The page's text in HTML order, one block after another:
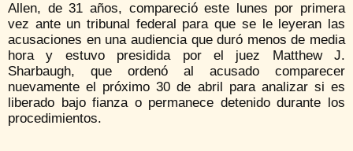
Allen, de 31 años, compareció este lunes por primera
vez ante un tribunal federal para que se le leyeran las
acusaciones en una audiencia que duró menos de media
hora y estuvo presidida por el juez Matthew J.
Sharbaugh, que ordenó al acusado comparecer
nuevamente el próximo 30 de abril para analizar si es
liberado bajo fianza o permanece detenido durante los
procedimientos.